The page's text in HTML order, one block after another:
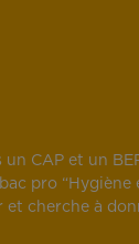
CAP et un
pro
cherche à